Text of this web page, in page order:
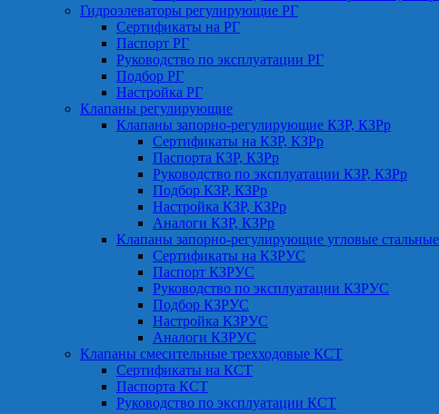
Гидроэлеваторы регулирующие РГ
Сертификаты на РГ
Паспорт РГ
Руководство по эксплуатации РГ
Подбор РГ
Настройка РГ
Клапаны регулирующие
Клапаны запорно-регулирующие КЗР, КЗРр
Сертификаты на КЗР, КЗРр
Паспорта КЗР, КЗРр
Руководство по эксплуатации КЗР, КЗРр
Подбор КЗР, КЗРр
Настройка КЗР, КЗРр
Аналоги КЗР, КЗРр
Клапаны запорно-регулирующие угловые
Сертификаты на КЗРУС
Паспорт КЗРУС
Руководство по эксплуатации КЗРУС
Подбор КЗРУС
Настройка КЗРУС
Аналоги КЗРУС
Клапаны смесительные трехходовые КСТ
Сертификаты на КСТ
Паспорта КСТ
Руководство по эксплуатации КСТ